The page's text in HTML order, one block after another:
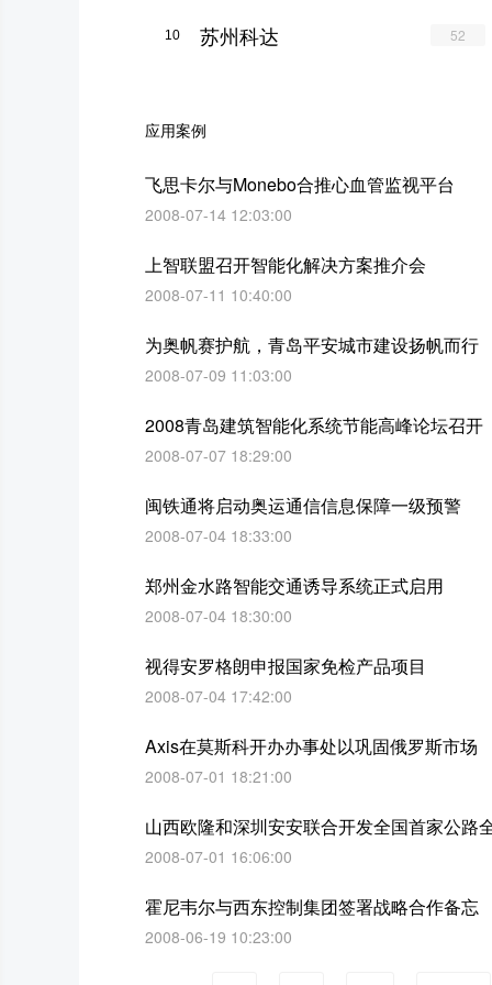
10 苏州科达 52
应用案例
飞思卡尔与Monebo合推心血管监视平台
2008-07-14 12:03:00
上智联盟召开智能化解决方案推介会
2008-07-11 10:40:00
为奥帆赛护航，青岛平安城市建设扬帆而行
2008-07-09 11:03:00
2008青岛建筑智能化系统节能高峰论坛召开
2008-07-07 18:29:00
闽铁通将启动奥运通信信息保障一级预警
2008-07-04 18:33:00
郑州金水路智能交通诱导系统正式启用
2008-07-04 18:30:00
视得安罗格朗申报国家免检产品项目
2008-07-04 17:42:00
Axis在莫斯科开办办事处以巩固俄罗斯市场
2008-07-01 18:21:00
山西欧隆和深圳安安联合开发全国首家公路
2008-07-01 16:06:00
霍尼韦尔与西东控制集团签署战略合作备忘
2008-06-19 10:23:00